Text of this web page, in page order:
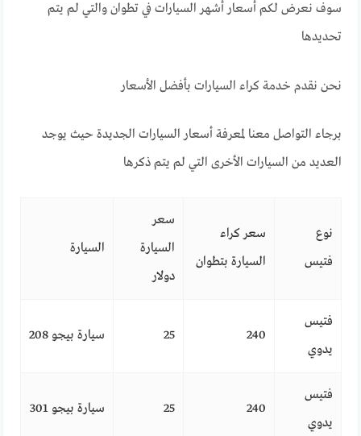
سوف نعرض لكم أسعار أشهر السيارات في تطوان والتي لم يتم
تحديدها
نحن نقدم خدمة كراء السيارات بأفضل الأسعار
برجاء التواصل معنا لمعرفة أسعار السيارات الجديدة حيث يوجد
العديد من السيارات الأخرى التي لم يتم ذكرها
نوع
فتيس
سعر كراء
السيارة بتطوان
سعر
السيارة
دولار
السيارة
فتيس
يدوي
240
25 سيارة بيجو 208
فتيس
يدوي
240
25 سيارة بيجو 301